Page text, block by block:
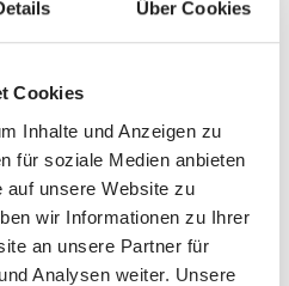
Über Cookies
Cookies
Inhalte und Anzeigen zu
für soziale Medien anbieten
auf unsere Website zu
wir Informationen zu Ihrer
an unsere Partner für
Analysen weiter. Unsere
sich zu Ihrem
und bleiben Sie fit!